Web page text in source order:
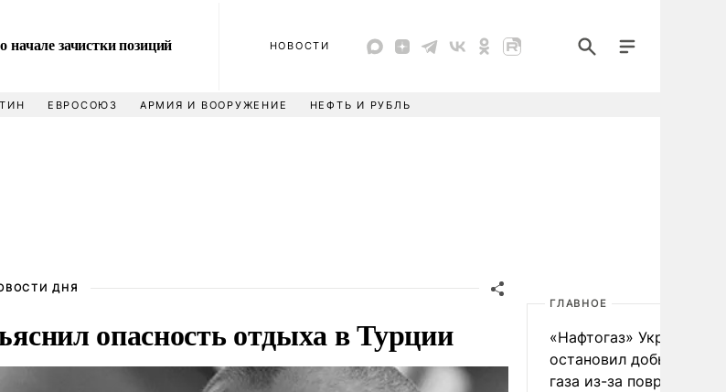
зачистки позиций
НОВОСТИ
ЕВРОСОЮЗ АРМИЯ И ВООРУЖЕНИЕ НЕФТЬ И РУБЛЬ
ДНЯ
опасность отдыха в Турции
ГЛАВНОЕ
«Нафтогаз» Украины
остановил добычу
газа из-за повреждения